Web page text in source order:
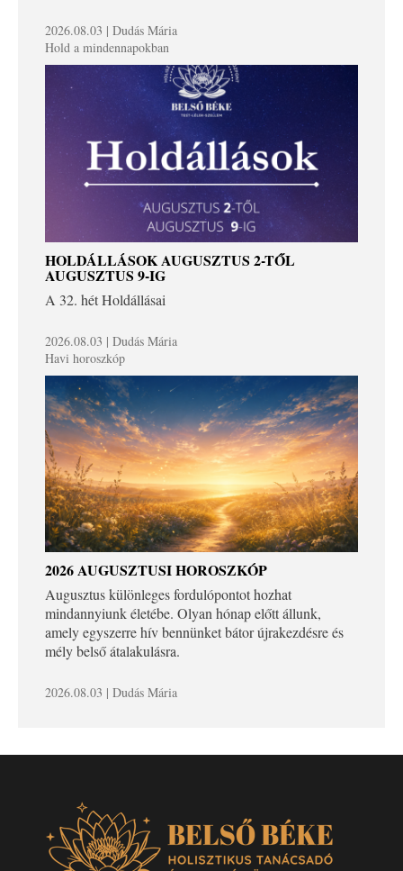
2026.08.03 | Dudás Mária
Hold a mindennapokban
HOLDÁLLÁSOK AUGUSZTUS 2-TŐL
AUGUSZTUS 9-IG
A 32. hét Holdállásai
2026.08.03 | Dudás Mária
Havi horoszkóp
2026 AUGUSZTUSI HOROSZKÓP
Augusztus különleges fordulópontot hozhat
mindannyiunk életébe. Olyan hónap előtt állunk,
amely egyszerre hív bennünket bátor újrakezdésre és
mély belső átalakulásra.
2026.08.03 | Dudás Mária